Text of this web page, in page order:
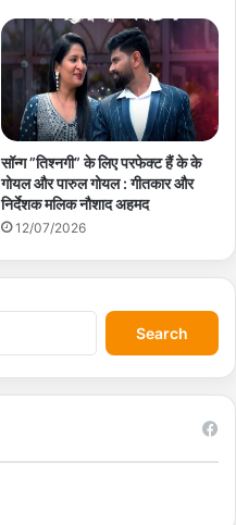
सॉन्ग ”तिश्नगी” के लिए परफेक्ट हैं के के
गोयल और पारुल गोयल : गीतकार और
निर्देशक मलिक नौशाद अहमद
12/07/2026
S
e
a
r